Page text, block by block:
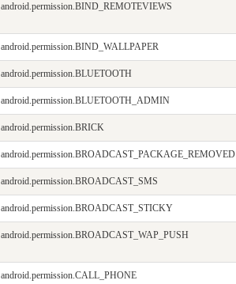
android.permission.BIND_REMOTEVIEWS
android.permission.BIND_WALLPAPER
android.permission.BLUETOOTH
android.permission.BLUETOOTH_ADMIN
android.permission.BRICK
android.permission.BROADCAST_PACKAGE_REMOVED
android.permission.BROADCAST_SMS
android.permission.BROADCAST_STICKY
android.permission.BROADCAST_WAP_PUSH
android.permission.CALL_PHONE